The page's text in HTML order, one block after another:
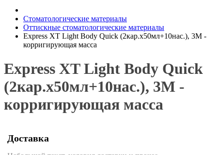
Стоматологические материалы
Оттискные стоматологические материалы
Express XT Light Bodу Quick (2кар.х50мл+10нас.), 3М -
корригирующая масса
Express XT Light Bodу Quick
(2кар.х50мл+10нас.), 3М -
корригирующая масса
Доставка